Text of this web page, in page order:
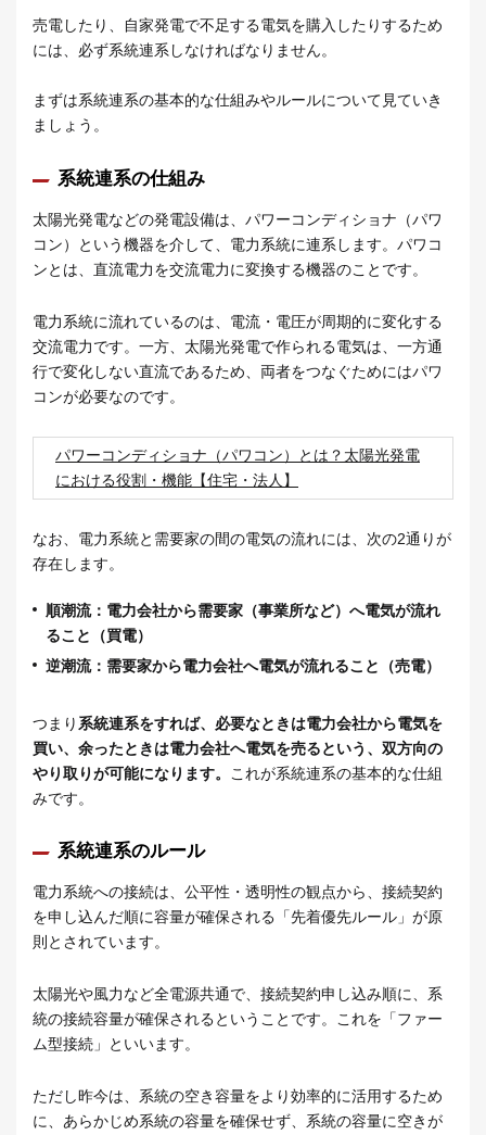
売電したり、自家発電で不足する電気を購入したりするため
には、必ず系統連系しなければなりません。
まずは系統連系の基本的な仕組みやルールについて見ていき
ましょう。
系統連系の仕組み
太陽光発電などの発電設備は、パワーコンディショナ（パワ
コン）という機器を介して、電力系統に連系します。パワコ
ンとは、直流電力を交流電力に変換する機器のことです。
電力系統に流れているのは、電流・電圧が周期的に変化する
交流電力です。一方、太陽光発電で作られる電気は、一方通
行で変化しない直流であるため、両者をつなぐためにはパワ
コンが必要なのです。
パワーコンディショナ（パワコン）とは？太陽光発電
における役割・機能【住宅・法人】
なお、電力系統と需要家の間の電気の流れには、次の2通りが
存在します。
順潮流：電力会社から需要家（事業所など）へ電気が流れ
ること（買電）
逆潮流：需要家から電力会社へ電気が流れること（売電）
つまり 系統連系をすれば、必要なときは電力会社から電気を
買い、余ったときは電力会社へ電気を売るという、双方向の
やり取りが可能になります。
これが系統連系の基本的な仕組
みです。
系統連系のルール
電力系統への接続は、公平性・透明性の観点から、接続契約
を申し込んだ順に容量が確保される「先着優先ルール」が原
則とされています。
太陽光や風力など全電源共通で、接続契約申し込み順に、系
統の接続容量が確保されるということです。これを「ファー
ム型接続」といいます。
ただし昨今は、系統の空き容量をより効率的に活用するため
に、あらかじめ系統の容量を確保せず、系統の容量に空きが